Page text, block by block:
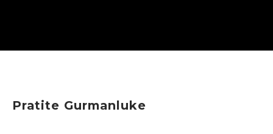
Pratite Gurmanluke